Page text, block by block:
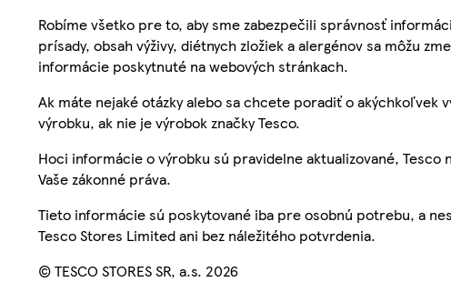
Robíme všetko pre to, aby sme zabezpečili správnosť
prísady, obsah výživy, diétnych zložiek a alergénov sa môžu
informácie poskytnuté na webových stránkach.
Ak máte nejaké otázky alebo sa chcete poradiť o akýchkoľvek
výrobku, ak nie je výrobok značky Tesco.
Hoci informácie o výrobku sú pravidelne aktualizované,
Vaše zákonné práva.
Tieto informácie sú poskytované iba pre osobnú potrebu, a
Tesco Stores Limited ani bez náležitého potvrdenia.
© TESCO STORES SR, a.s. 2026